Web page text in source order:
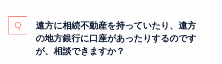
遠方に相続不動産を持っていたり、遠方
の地方銀行に口座があったりするのです
が、相談できますか？